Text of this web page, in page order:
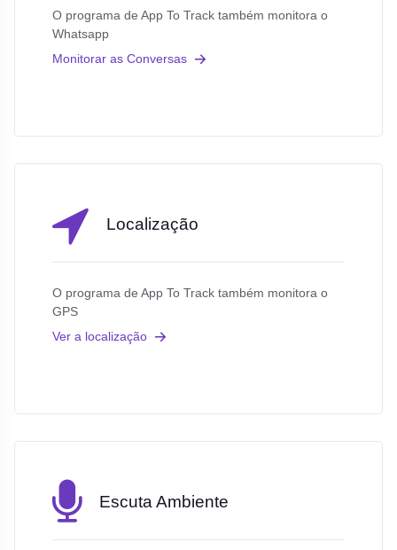
O programa de App To Track também monitora o
Whatsapp
Monitorar as Conversas
Localização
O programa de App To Track também monitora o
GPS
Ver a localização
Escuta Ambiente